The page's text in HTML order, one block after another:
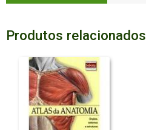
Produtos relacionados